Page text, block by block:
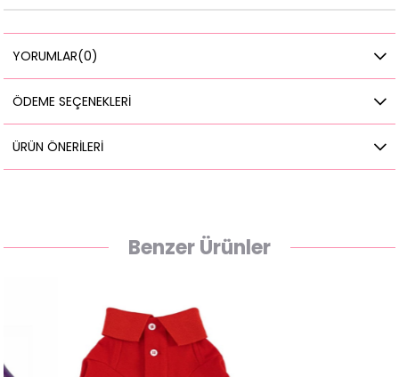
YORUMLAR(0)
ÖDEME SEÇENEKLERI
ÜRÜN ÖNERILERI
Benzer Ürünler